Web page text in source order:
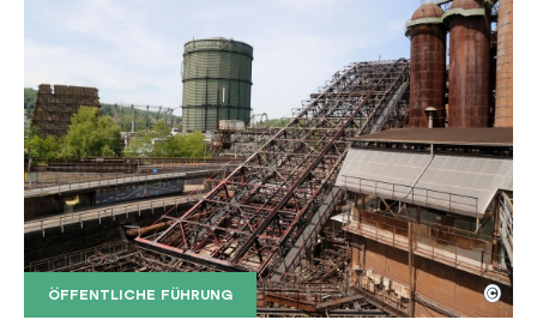
ÖFFENTLICHE FÜHRUNG
Der Erzschrägaufzug der Völklinger Hütte mit
Copyright: Weltkulturerbe Völklinger Hütte | Karl
©